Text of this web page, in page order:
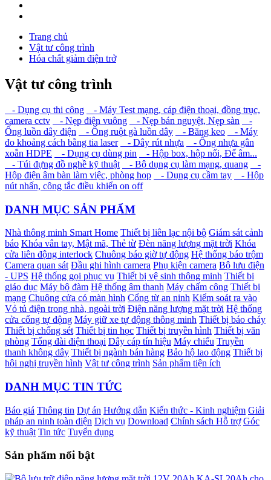
Trang chủ
Vật tư công trình
Hóa chất giảm điện trở
Vật tư công trình
- Dụng cụ thi công
- Máy Test mạng, cáp điện thoại, đồng trục,
camera cctv
- Nẹp điện vuông - Nẹp bán nguyệt, Nẹp sàn
-
Ống luồn dây điện
- Ống ruột gà luồn dây - Băng keo
- Máy
đo khoảng cách bằng tia laser
- Dây rút nhựa
- Ống nhựa gân
xoắn HDPE
- Dụng cụ dùng pin
- Hộp box, hộp nối, Đế âm...
- Túi đựng đồ nghề kỹ thuật
- Bộ dụng cụ làm mạng, quang
-
Hộp điện âm bàn làm việc, phòng họp
- Dụng cụ cầm tay
- Hộp
nút nhấn, công tắc điều khiển on off
DANH MỤC SẢN PHẨM
Nhà thông minh Smart Home Thiết bị liên lạc nội bộ Giám sát cảnh
báo Khóa vân tay, Mật mã, Thẻ từ Đèn năng lượng mặt trời Khóa
cửa liên động interlock Chuông báo giờ tự động Hệ thống báo trộm
Camera quan sát Đầu ghi hình camera Phụ kiện camera Bộ lưu điện
- UPS Hệ thống gọi phục vụ Thiết bị vệ sinh thông minh Thiết bị
giáo dục Máy bộ đàm Hệ thống âm thanh Máy chấm công Thiết bị
mạng Chuông cửa có màn hình Cổng từ an ninh Kiểm soát ra vào
Vỏ tủ điện trong nhà, ngoài trời Điện năng lượng mặt trời Hệ thống
cửa cổng tự động Máy giữ xe tự động thông minh Thiết bị báo cháy
Thiết bị chống sét Thiết bị tin học Thiết bị truyền hình Thiết bị văn
phòng Tổng đài điện thoại Dây cáp tín hiệu Máy chiếu Truyền
thanh không dây Thiết bị ngành bán hàng Bảo hộ lao động Thiết bị
hội nghị truyền hình Vật tư công trình Sản phẩm tiện ích
DANH MỤC TIN TỨC
Báo giá Thông tin Dự án Hướng dẫn Kiến thức - Kinh nghiệm Giải
pháp an ninh toàn diện Dịch vụ Download Chính sách Hỗ trợ Góc
kỹ thuật Tin tức Tuyển dụng
Sản phẩm nổi bật